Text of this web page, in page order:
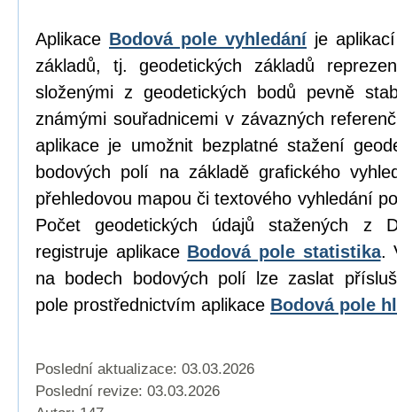
Aplikace Bodová pole vyhledání je
základů, tj. geodetických základů
složenými z geodetických bodů pevně
známými souřadnicemi v závazných
aplikace je umožnit bezplatné stažení
bodových polí na základě grafického
přehledovou mapou či textového vyhledání
Počet geodetických údajů stažených z
registruje aplikace Bodová pole statistika.
na bodech bodových polí lze zaslat
pole prostřednictvím aplikace Bodová pole
Poslední aktualizace: 03.03.2026
Poslední revize: 03.03.2026